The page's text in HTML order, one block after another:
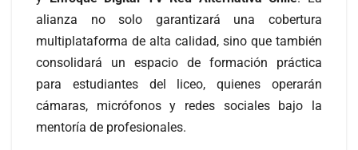
alianza no solo garantizará una cobertura
multiplataforma de alta calidad, sino que también
consolidará un espacio de formación práctica
para estudiantes del liceo, quienes operarán
cámaras, micrófonos y redes sociales bajo la
mentoría de profesionales.